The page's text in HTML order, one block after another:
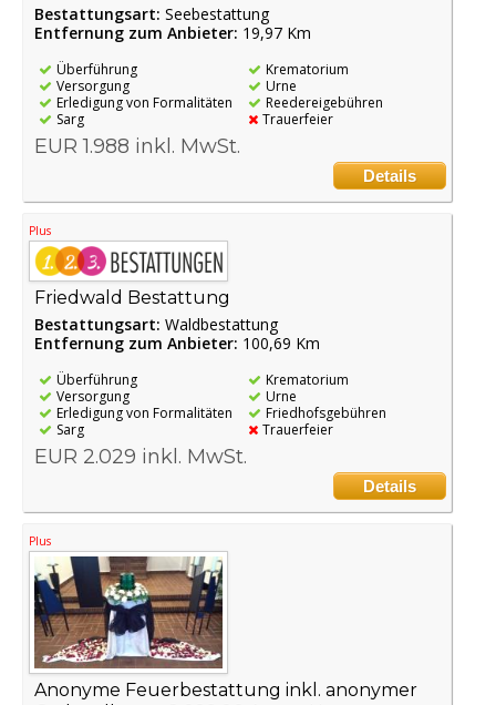
Bestattungsart: Seebestattung
Entfernung zum Anbieter: 19,97 Km
Überführung
Versorgung
Erledigung von Formalitäten
Sarg
Krematorium
Urne
Reedereigebühren
Trauerfeier
EUR 1.988 inkl. MwSt.
Details
Plus
Friedwald Bestattung
Bestattungsart: Waldbestattung
Entfernung zum Anbieter: 100,69 Km
Überführung
Versorgung
Erledigung von Formalitäten
Sarg
Krematorium
Urne
Friedhofsgebühren
Trauerfeier
EUR 2.029 inkl. MwSt.
Details
Plus
Anonyme Feuerbestattung inkl. anonymer